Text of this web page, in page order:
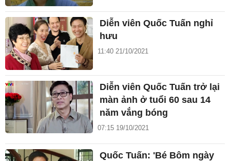
Diễn viên Quốc Tuấn nghỉ
hưu
11:40 21/10/2021
Diễn viên Quốc Tuấn trở lại
màn ảnh ở tuổi 60 sau 14
năm vắng bóng
07:15 19/10/2021
Quốc Tuấn: 'Bé Bôm ngày